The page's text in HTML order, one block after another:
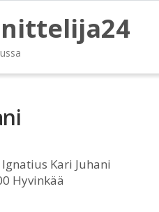
Ignatius Kari Juhani
Hyvinkää